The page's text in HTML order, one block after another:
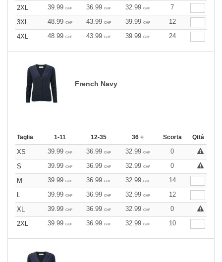
2XL
39.99 CHF 36.99 CHF 32.99 CHF
7
3XL
48.99 CHF 43.99 CHF 39.99 CHF
12
4XL
48.99 CHF 43.99 CHF 39.99 CHF 24
French Navy
Taglia 1-11 12-35 36 + Scorta Qttà
XS 39.99 CHF 36.99 CHF 32.99 CHF
0
S
39.99 CHF 36.99 CHF 32.99 CHF
0
M
39.99 CHF 36.99 CHF 32.99 CHF
14
L
39.99 CHF 36.99 CHF 32.99 CHF
12
XL
39.99 CHF 36.99 CHF 32.99 CHF
0
2XL
39.99 CHF 36.99 CHF 32.99 CHF 10